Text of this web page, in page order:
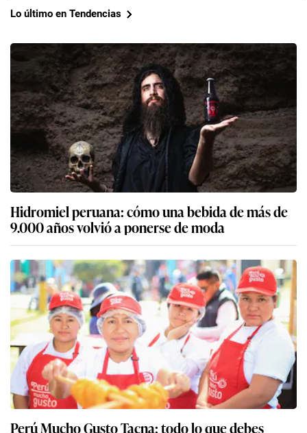
Lo último en Tendencias
Hidromiel peruana: cómo una bebida de más de
9.000 años volvió a ponerse de moda
Perú Mucho Gusto Tacna: todo lo que debes